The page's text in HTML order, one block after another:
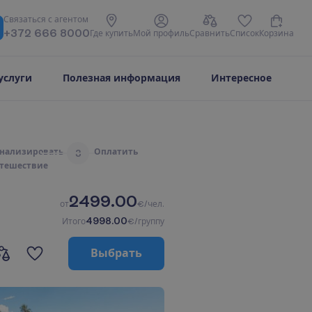
Связаться с агентом
+372 666 8000 Где купить М ой профильСравнитьСписокКорзина
Полезная информация Интересное
ализировать
ешествие
3 Оплатить
от2499.00€/чел.
Итого4998.00€/группу
Выбрать